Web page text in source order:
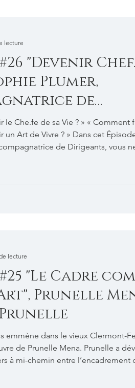
"Devenir
Plumer,
de
le Che.fe de sa Vie ? » « Comment
un Art de Vivre ? » Dans cet
de Dirigeants, vous
sincères, à la fois ambitieuses et
Chef.fe de sa Vie, le Créateur
lecture
"Le Cadre
Prunelle
emmène dans le vieux Clermont-
de Prunelle Mena. Prunelle a
à mi-chemin entre l’encadrement
lecture